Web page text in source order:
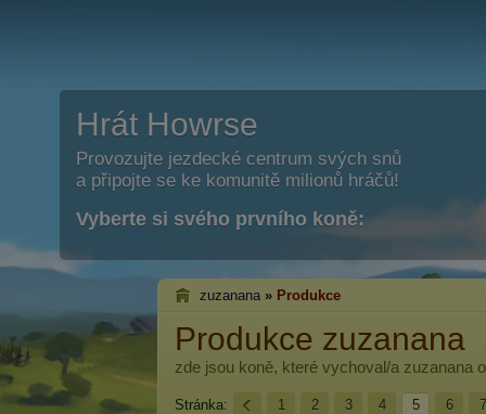
Hrát Howrse
Provozujte jezdecké centrum svých snů
a připojte se ke komunitě milionů hráčů!
Vyberte si svého prvního koně:
zuzanana » Produkce
Produkce zuzanana
zde jsou koně, které vychoval/a zuzanana
Stránka: 1 2 3 4 5 6 7